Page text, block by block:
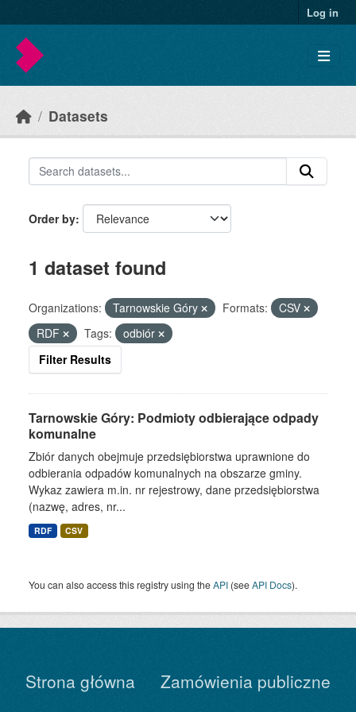
Log in
Datasets
Order by
1 dataset found
Organizations: Tarnowskie Góry Formats:
CSV
RDF
Tags:
odbiór
Filter Results
Tarnowskie Góry: Podmioty odbierające odpady
komunalne
Zbiór danych obejmuje przedsiębiorstwa uprawnione do
odbierania odpadów komunalnych na obszarze gminy.
Wykaz zawiera m.in. nr rejestrowy, dane przedsiębiorstwa
(nazwę, adres, nr...
RDF CSV
You can also access this registry using theAPI (seeAPI Docs).
Strona główna
Zamówienia publiczne